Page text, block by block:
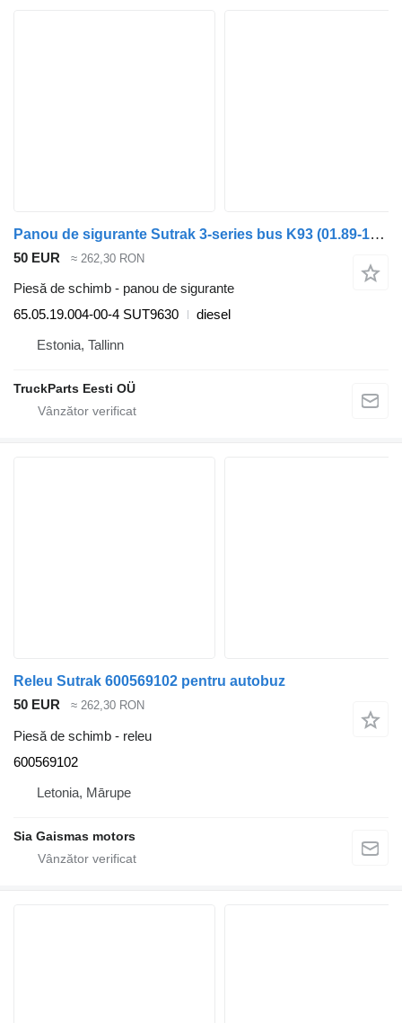
Panou de sigurante Sutrak 3-series bus K93 (01.89-12.97) 65.05.19.004-00-4 pentru autobuz Scania 3-series bus (1988-1999)
50 EUR ≈ 262,30 RON
Piesă de schimb - panou de sigurante
65.05.19.004-00-4 SUT9630
diesel
Estonia, Tallinn
TruckParts Eesti OÜ
Releu Sutrak 600569102 pentru autobuz
50 EUR
≈ 262,30 RON
Piesă de schimb - releu
600569102
Letonia, Mārupe
Sia Gaismas motors